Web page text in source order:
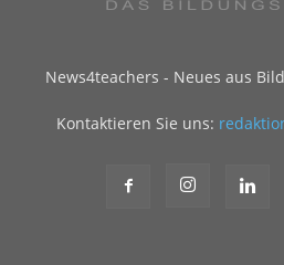
News4teachers - Neues aus
Kontaktieren Sie uns: